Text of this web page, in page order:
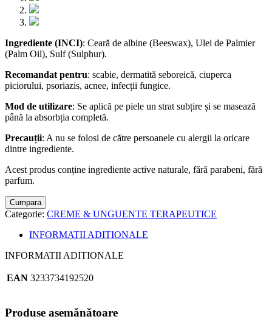
Ingrediente (INCI): Ceară de albine (Beeswax), Ulei de Palmier
(Palm Oil), Sulf (Sulphur).
Recomandat pentru: scabie, dermatită seboreică, ciuperca
piciorului, psoriazis, acnee, infecții fungice.
Mod de utilizare: Se aplică pe piele un strat subțire și se masează
până la absorbția completă.
Precauții: A nu se folosi de către persoanele cu alergii la oricare
dintre ingrediente.
Acest produs conține ingrediente active naturale, fără parabeni, fără
parfum.
Cumpara
Categorie: CREME & UNGUENTE TERAPEUTICE
INFORMATII ADITIONALE
INFORMATII ADITIONALE
EAN 3233734192520
Produse asemănătoare